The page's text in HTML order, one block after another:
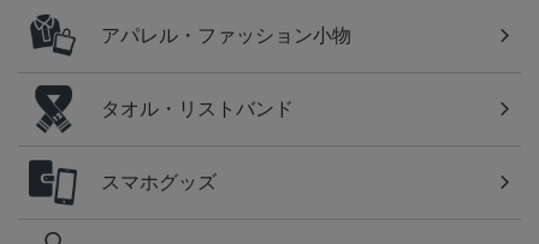
アパレル・ファッション小物
タオル・リストバンド
スマホグッズ